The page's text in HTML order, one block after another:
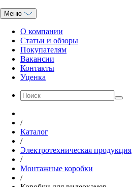
Меню
О компании
Статьи и обзоры
Покупателям
Вакансии
Контакты
Уценка
/
Каталог
/
Электротехническая продукция
/
Монтажные коробки
/